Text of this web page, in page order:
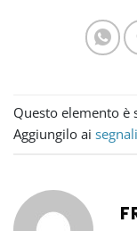
Questo elemento è
Aggiungilo ai